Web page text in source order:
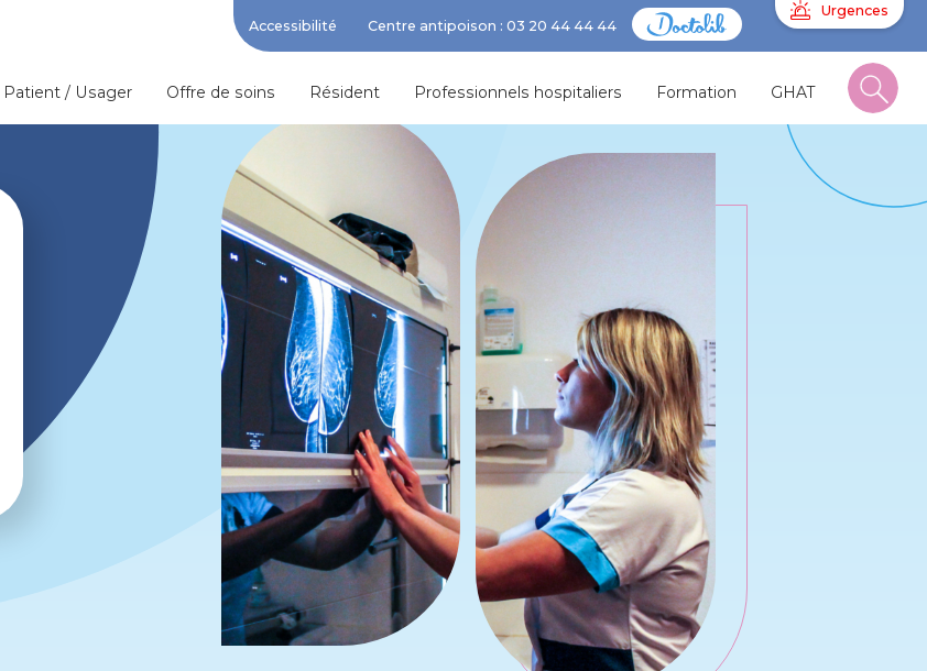
Accessibilité Centre antipoison : 03 20 44 44 44
Urgences
Patient / Usager Offre de soins Résident Professionnels hospitaliers Formation GHAT